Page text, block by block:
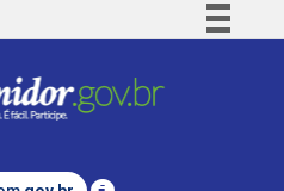
Comunica BR